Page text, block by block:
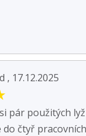
, 17.12.2025
pár použitých
čtyř